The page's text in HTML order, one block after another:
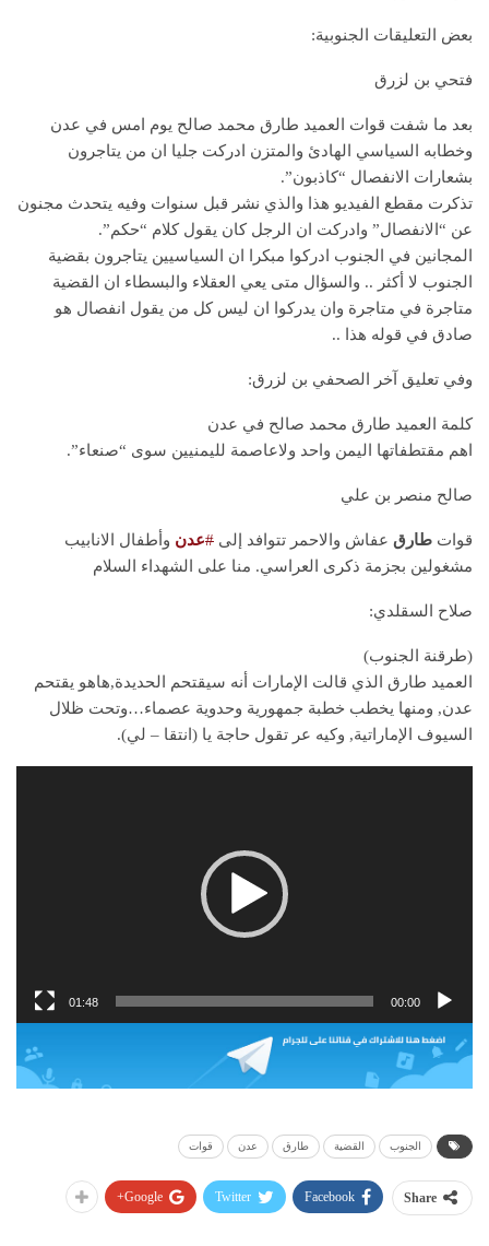
بعض التعليقات الجنوبية:
فتحي بن لزرق
بعد ما شفت قوات العميد طارق محمد صالح يوم امس في عدن
وخطابه السياسي الهادئ والمتزن ادركت جليا ان من يتاجرون
بشعارات الانفصال “كاذبون”.
تذكرت مقطع الفيديو هذا والذي نشر قبل سنوات وفيه يتحدث مجنون
عن “الانفصال” وادركت ان الرجل كان يقول كلام “حكم”.
المجانين في الجنوب ادركوا مبكرا ان السياسيين يتاجرون بقضية
الجنوب لا أكثر .. والسؤال متى يعي العقلاء والبسطاء ان القضية
متاجرة في متاجرة وان يدركوا ان ليس كل من يقول انفصال هو
صادق في قوله هذا ..
وفي تعليق آخر الصحفي بن لزرق:
كلمة العميد طارق محمد صالح في عدن
اهم مقتطفاتها اليمن واحد ولاعاصمة لليمنيين سوى “صنعاء”.
صالح منصر بن علي
قوات طارق عفاش والاحمر تتوافد إلى #عدن وأطفال الانابيب
مشغولين بجزمة ذكرى العراسي. منا على الشهداء السلام
صلاح السقلدي:
(طرقنة الجنوب)
العميد طارق الذي قالت الإمارات أنه سيقتحم الحديدة,هاهو يقتحم
عدن, ومنها يخطب خطبة جمهورية وحدوية عصماء…وتحت ظلال
السيوف الإماراتية, وكيه عر تقول حاجة يا (انتقا – لي).
00:00
01:48
الجنوب القضية طارق عدن قوات
Share
Facebook
Twitter
Google+